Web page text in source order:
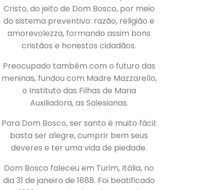
Cristo, do jeito de Dom Bosco, por meio
do sistema preventivo: razão, religião e
amorevolezza, formando assim bons
cristãos e honestos cidadãos.
Preocupado também com o futuro das
meninas, fundou com Madre Mazzarello,
o Instituto das Filhas de Maria
Auxiliadora, as Salesianas.
Para Dom Bosco, ser santo é muito fácil:
basta ser alegre, cumprir bem seus
deveres e ter uma vida de piedade.
Dom Bosco faleceu em Turim, Itália, no
dia 31 de janeiro de 1888. Foi beatificado